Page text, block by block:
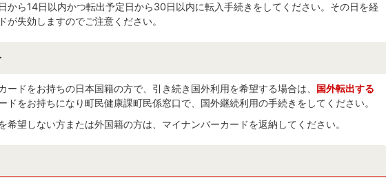
から14日以内かつ転出予定日から30日以内に転入手続きをしてください。その日を経
が失効しますのでご注意ください。
ードをお持ちの日本国籍の方で、引き続き国外利用を希望する場合は、 国外転出する
ドをお持ちになり町民健康課町民係窓口で、国外継続利用の手続きをしてください。
希望しない方または外国籍の方は、マイナンバーカードを返納してください。